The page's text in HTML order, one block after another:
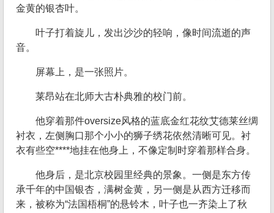
金黄的银杏叶。
叶子打着旋儿，发出沙沙的轻响，像时间流逝的声
音。
屏幕上，是一张照片。
莱昂站在北师大古朴典雅的校门前。
他穿着那件oversize风格的蓝底金红花纹艾德莱丝绸
衬衣，左侧胸口那个小小的狮子绣花依然清晰可见。衬
衣有些空****地挂在他身上，不像定制时穿着那样合身。
他身后，是北京校园里经典的景象。一侧是东方传
承千年的中国银杏，满树金黄，另一侧是从西方迁移而
来，被称为“法国梧桐”的悬铃木，叶子也一齐染上了秋